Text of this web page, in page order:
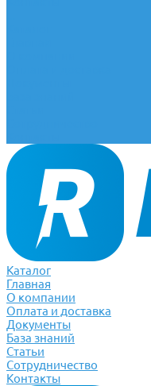
Каталог
Главная
О компании
Оплата и доставка
Документы
База знаний
Статьи
Сотрудничество
Контакты